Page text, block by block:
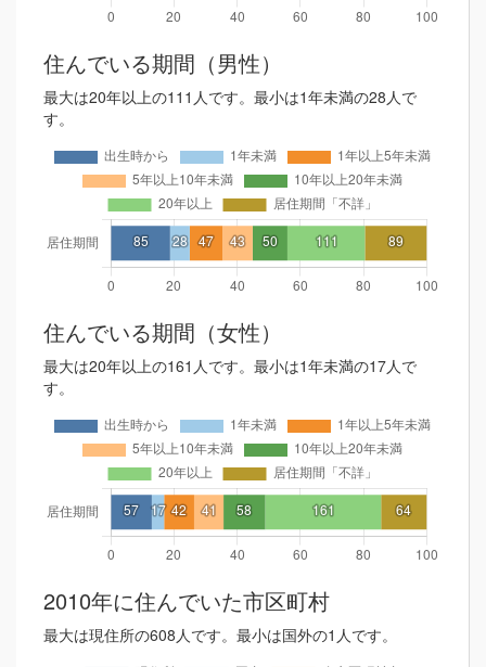
住んでいる期間（男性）
最大は20年以上の111人です。最小は1年未満の28人で
す。
住んでいる期間（女性）
最大は20年以上の161人です。最小は1年未満の17人で
す。
2010年に住んでいた市区町村
最大は現住所の608人です。最小は国外の1人です。